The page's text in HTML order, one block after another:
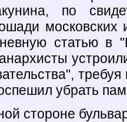
по
московских
статью в
убрать
стороне